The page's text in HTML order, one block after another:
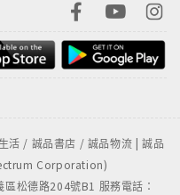
活 / 誠品書店 / 誠品物流 | 誠品
Corporation)
松德路204號B1 服務電話：